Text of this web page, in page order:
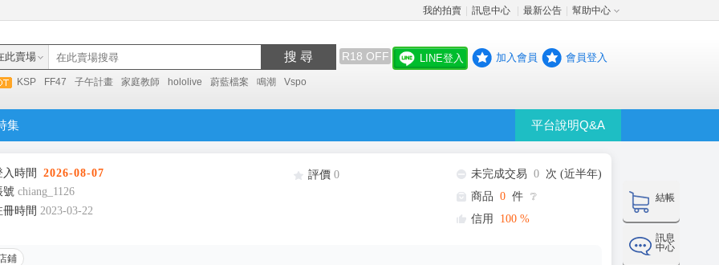
我的拍賣 訊息中心 最新公告 幫助中心
此賣場 搜 尋 R18 OFF
KSP FF47 子午計畫 家庭教師 hololive 蔚藍檔案 鳴潮 Vspo
LINE登入 加入會員 會員登入
集 平台說明Q&A
結帳
訊息
中心
時間
2026-08-07
號 chiang_1126
時間 2023-03-22
評價 0 未完成交易 0 次 (近半年)
商品 0 件 ❔
信用
100 %
鋪